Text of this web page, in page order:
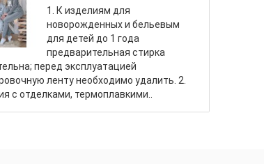
1. К изделиям для
новорожденных и белье­вым
для детей до 1 года
предварительная стирка
перед эксплуатацией
ленту необходимо уда­лить. 2.
с отделками, термоплавкими..